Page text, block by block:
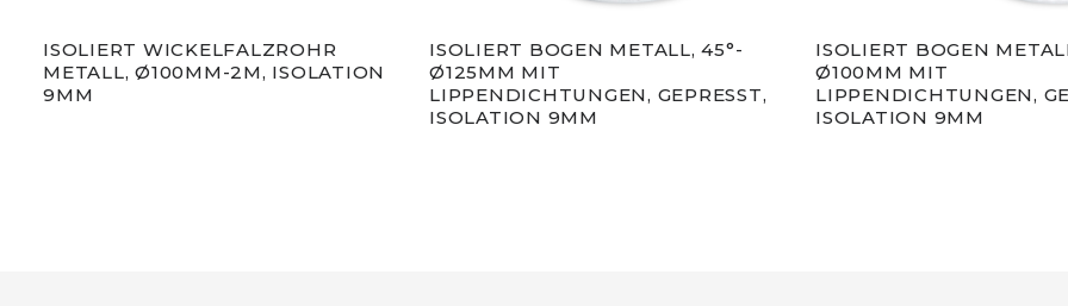
ISOLIERT WICKELFALZROHR
METALL, Ø100MM-2M, ISOLATION
9MM
ISOLIERT BOGEN METALL, 45°-
Ø125MM MIT
LIPPENDICHTUNGEN, GEPRESST,
ISOLATION 9MM
ISOLIERT BOGEN
Ø100MM MIT
LIPPENDICHTUNGEN,
ISOLATION 9MM